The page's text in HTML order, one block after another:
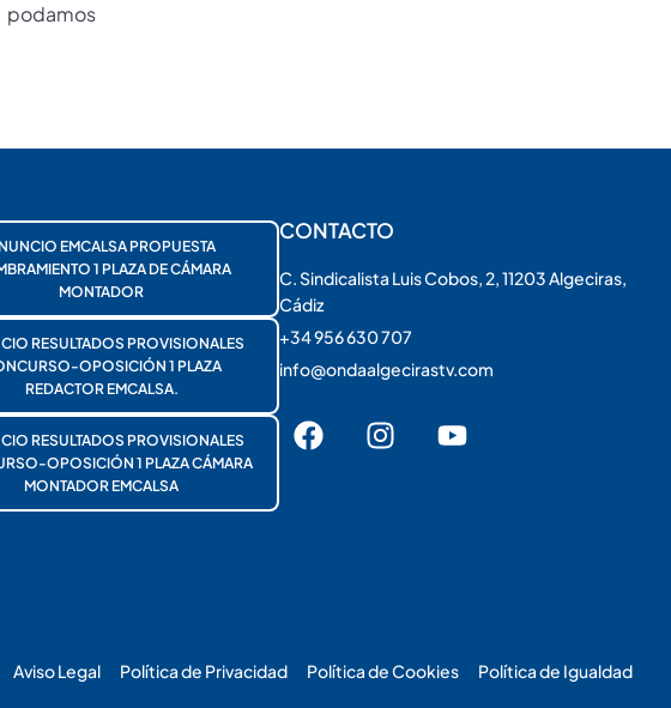
podamos
EMCALSA PROPUESTA
1 PLAZA DE CÁMARA
MONTADOR
RESULTADOS PROVISIONALES
OPOSICIÓN 1 PLAZA
REDACTOR EMCALSA.
RESULTADOS PROVISIONALES
OPOSICIÓN 1 PLAZA CÁMARA
MONTADOR EMCALSA
CONTACTO
C. Sindicalista Luis Cobos, 2, 11203 Algeciras,
Cádiz
+34 956 630 707
info@ondaalgecirastv.com
Aviso Legal Política de Privacidad Política de Cookies Política de Igualdad